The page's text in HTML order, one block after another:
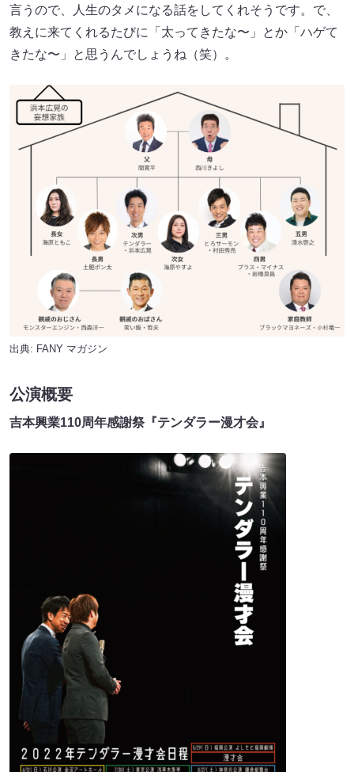
言うので、人生のタメになる話をしてくれそうです。で、
教えに来てくれるたびに「太ってきたな〜」とか「ハゲて
きたな〜」と思うんでしょうね（笑）。
出典: FANY マガジン
公演概要
吉本興業110周年感謝祭『テンダラー漫才会』